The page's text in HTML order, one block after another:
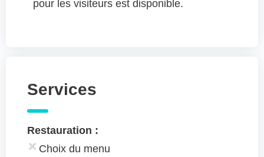
pour les visiteurs est disponible.
Services
Restauration :
Choix du menu